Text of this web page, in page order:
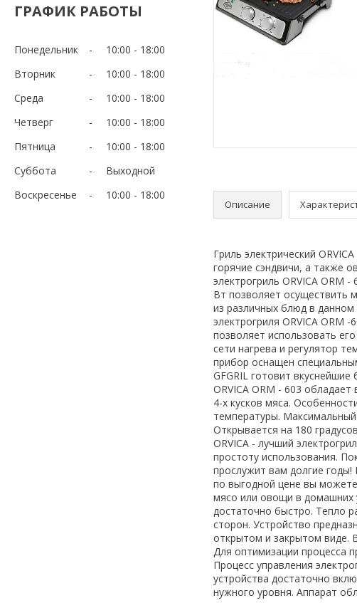
ГРАФИК РАБОТЫ
Понедельник 10:00
18:00
Вторник
10:00
18:00
Среда
10:00
18:00
Четверг
10:00
18:00
Пятница
10:00
18:00
Суббота
Выходной
Воскресенье
10:00 18:00
Описание
Гриль электрический
горячие сэндвичи, а также
электрогриль ORVICA ORM
Вт позволяет осуществить
из различных блюд в
электрогриля ORVICA ORM
позволяет использовать
сети нагрева и регулятор
прибор оснащен
GFGRIL готовит
ORVICA ORM - 603
4-х кусков мяса.
температуры. Максимальный
Открывается на 180
ORVICA - лучший
простоту использования.
прослужит вам долгие годы!
по выгодной цене вы
мясо или овощи в домашних
достаточно быстро. Тепло
сторон. Устройство
открытом и закрытом виде.
Для оптимизации процесса
Процесс управления
устройства достаточно
нужного уровня. Аппарат